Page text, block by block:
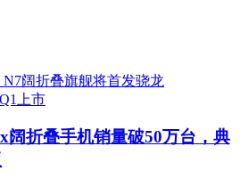
阔折叠手机销量破50万台，典